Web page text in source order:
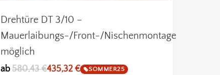
Drehtüre DT 3/10 –
Mauerlaibungs-/Front-/Nischenmontage
möglich
ab 580,43€435,32€ SOMMER25